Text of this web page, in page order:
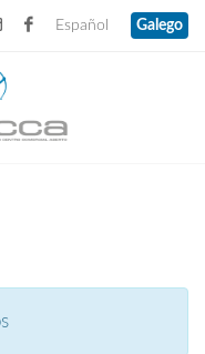
Español Galego